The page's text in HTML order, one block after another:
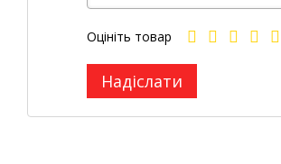
Оцініть товар
Надіслати